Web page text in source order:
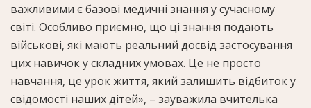
важливими є базові медичні знання у сучасному
світі. Особливо приємно, що ці знання подають
військові, які мають реальний досвід застосування
цих навичок у складних умовах. Це не просто
навчання, це урок життя, який залишить відбиток у
свідомості наших дітей», – зауважила вчителька